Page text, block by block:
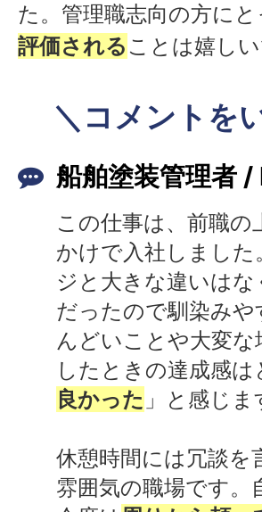
た。管理職志向の方に
評価される ことは嬉し
＼コメントを
船舶塗装管理者
この仕事は、前職
かけで入社しまし
ジと大きな違いはな
だったので馴染み
んどいことや大変
したときの達成感
良かった 」と感じま
休憩時間には冗談を
雰囲気の職場です